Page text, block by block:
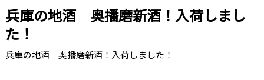
兵庫の地酒 奥播磨新酒！入荷しまし
た！
兵庫の地酒 奥播磨新酒！入荷しました！